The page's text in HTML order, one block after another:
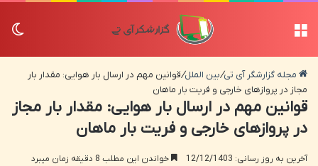
مجله گزارشگر آی تی/بین الملل/قوانین مهم در ارسال بار هوایی: مقدار بار
مجاز در پروازهای خارجی و فریت بار ماهان
قوانین مهم در ارسال بار هوایی: مقدار بار مجاز
در پروازهای خارجی و فریت بار ماهان
آخرین به روز رسانی: 12/12/1403 خواندن این مطلب 8 دقیقه زمان میبرد